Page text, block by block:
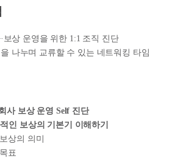
보상 운영을 위한 1:1 조직 진단
나누며 교류할 수 있는 네트워킹 타임
사 보상 운영 Self 진단
인 보상의 기본기 이해하기
상의 의미
표